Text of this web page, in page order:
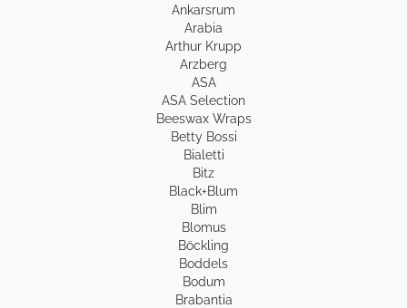
Ankarsrum
Arabia
Arthur Krupp
Arzberg
ASA
ASA Selection
Beeswax Wraps
Betty Bossi
Bialetti
Bitz
Black+Blum
Blim
Blomus
Böckling
Boddels
Bodum
Brabantia